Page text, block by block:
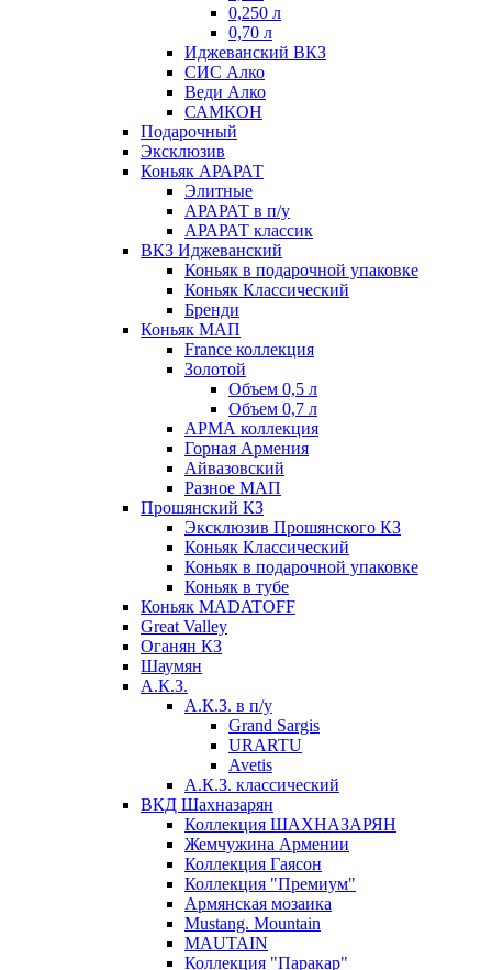
0,250 л
0,70 л
Иджеванский ВКЗ
СИС Алко
Веди Алко
САМКОН
Подарочный
Эксклюзив
Коньяк АРАРАТ
Элитные
АРАРАТ в п/у
АРАРАТ классик
ВКЗ Иджеванский
Коньяк в подарочной упаковке
Коньяк Классический
Бренди
Коньяк МАП
France коллекция
Золотой
Объем 0,5 л
Объем 0,7 л
АРМА коллекция
Горная Армения
Айвазовский
Разное МАП
Прошянский КЗ
Эксклюзив Прошянского КЗ
Коньяк Классический
Коньяк в подарочной упаковке
Коньяк в тубе
Коньяк MADATOFF
Great Valley
Оганян КЗ
Шаумян
А.К.З.
А.К.З. в п/у
Grand Sargis
URARTU
Avetis
А.К.З. классический
ВКД Шахназарян
Коллекция ШАХНАЗАРЯН
Жемчужина Армении
Коллекция Гаясон
Коллекция "Премиум"
Армянская мозаика
Mustang. Mountain
MAUTAIN
Коллекция "Паракар"